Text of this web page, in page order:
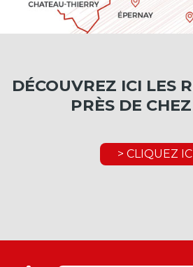
DÉCOUVREZ ICI LES
PRÈS DE
> CLIQUEZ